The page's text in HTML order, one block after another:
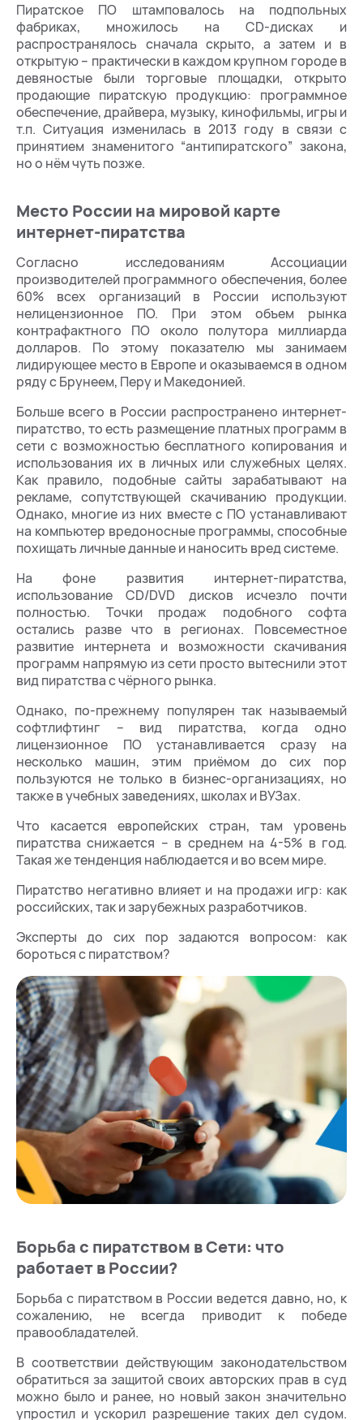
Пиратское ПО штамповалось на подпольных
фабриках, множилось на CD-дисках и
распространялось сначала скрыто, а затем и в
открытую – практически в каждом крупном городе в
девяностые были торговые площадки, открыто
продающие пиратскую продукцию: программное
обеспечение, драйвера, музыку, кинофильмы, игры и
т.п. Ситуация изменилась в 2013 году в связи с
принятием знаменитого “антипиратского” закона,
но о нём чуть позже.
Место России на мировой карте
интернет-пиратства
Согласно исследованиям Ассоциации
производителей программного обеспечения, более
60% всех организаций в России используют
нелицензионное ПО. При этом объем рынка
контрафактного ПО около полутора миллиарда
долларов. По этому показателю мы занимаем
лидирующее место в Европе и оказываемся в одном
ряду с Брунеем, Перу и Македонией.
Больше всего в России распространено интернет-
пиратство, то есть размещение платных программ в
сети с возможностью бесплатного копирования и
использования их в личных или служебных целях.
Как правило, подобные сайты зарабатывают на
рекламе, сопутствующей скачиванию продукции.
Однако, многие из них вместе с ПО устанавливают
на компьютер вредоносные программы, способные
похищать личные данные и наносить вред системе.
На фоне развития интернет-пиратства,
использование CD/DVD дисков исчезло почти
полностью. Точки продаж подобного софта
остались разве что в регионах. Повсеместное
развитие интернета и возможности скачивания
программ напрямую из сети просто вытеснили этот
вид пиратства с чёрного рынка.
Однако, по-прежнему популярен так называемый
софтлифтинг – вид пиратства, когда одно
лицензионное ПО устанавливается сразу на
несколько машин, этим приёмом до сих пор
пользуются не только в бизнес-организациях, но
также в учебных заведениях, школах и ВУЗах.
Что касается европейских стран, там уровень
пиратства снижается – в среднем на 4-5% в год.
Такая же тенденция наблюдается и во всем мире.
Пиратство негативно влияет и на продажи игр: как
российских, так и зарубежных разработчиков.
Эксперты до сих пор задаются вопросом: как
бороться с пиратством?
Борьба с пиратством в Сети: что
работает в России?
Борьба с пиратством в России ведется давно, но, к
сожалению, не всегда приводит к победе
правообладателей.
В соответствии действующим законодательством
обратиться за защитой своих авторских прав в суд
можно было и ранее, но новый закон значительно
упростил и ускорил разрешение таких дел судом.